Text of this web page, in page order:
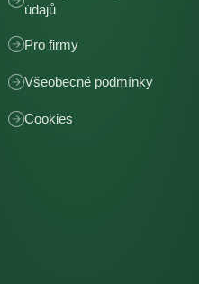
údajů
Pro firmy
Všeobecné podmínky
Cookies